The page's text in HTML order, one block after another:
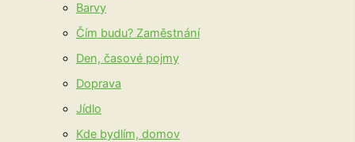
Barvy
Čím budu? Zaměstnání
Den, časové pojmy
Doprava
Jídlo
Kde bydlím, domov